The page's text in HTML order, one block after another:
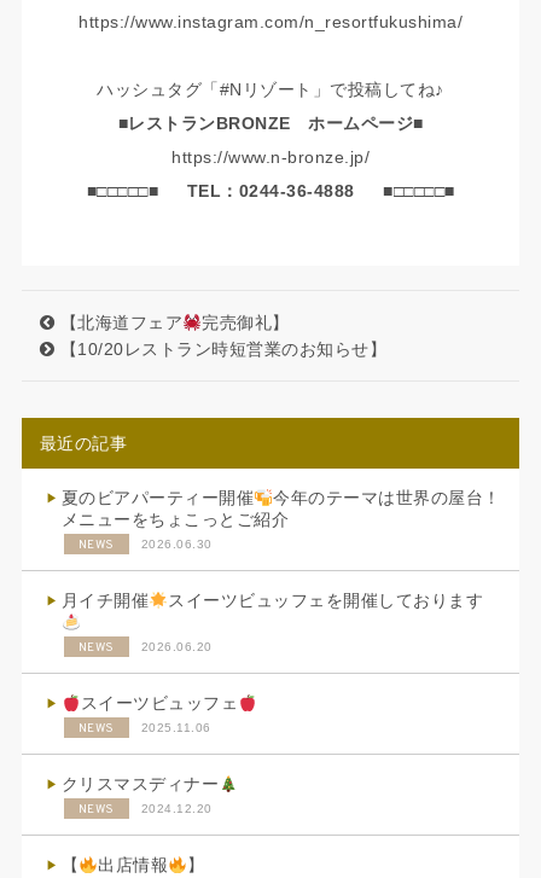
https://www.instagram.com/n_resortfukushima/
ハッシュタグ「#Nリゾート」で投稿してね♪
■レストランBRONZE ホームページ■
https://www.n-bronze.jp/
■□□□□□■ TEL：0244-36-4888 ■□□□□□■
【北海道フェア
完売御礼】
【10/20レストラン時短営業のお知らせ】
最近の記事
夏のビアパーティー開催
今年のテーマは世界の屋台！
メニューをちょこっとご紹介
NEWS 2026.06.30
月イチ開催 スイーツビュッフェを開催しております
NEWS 2026.06.20
スイーツビュッフェ
NEWS 2025.11.06
クリスマスディナー
NEWS 2024.12.20
【 出店情報 】